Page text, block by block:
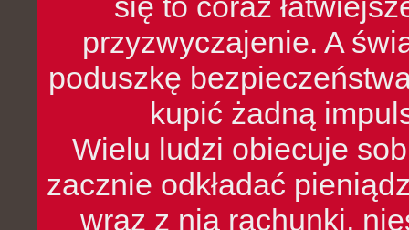
przyzwyczajenie. A
poduszkę
kupić żadną
Wielu ludzi obiecuje
zacznie odkładać
wraz z nią rachunki,